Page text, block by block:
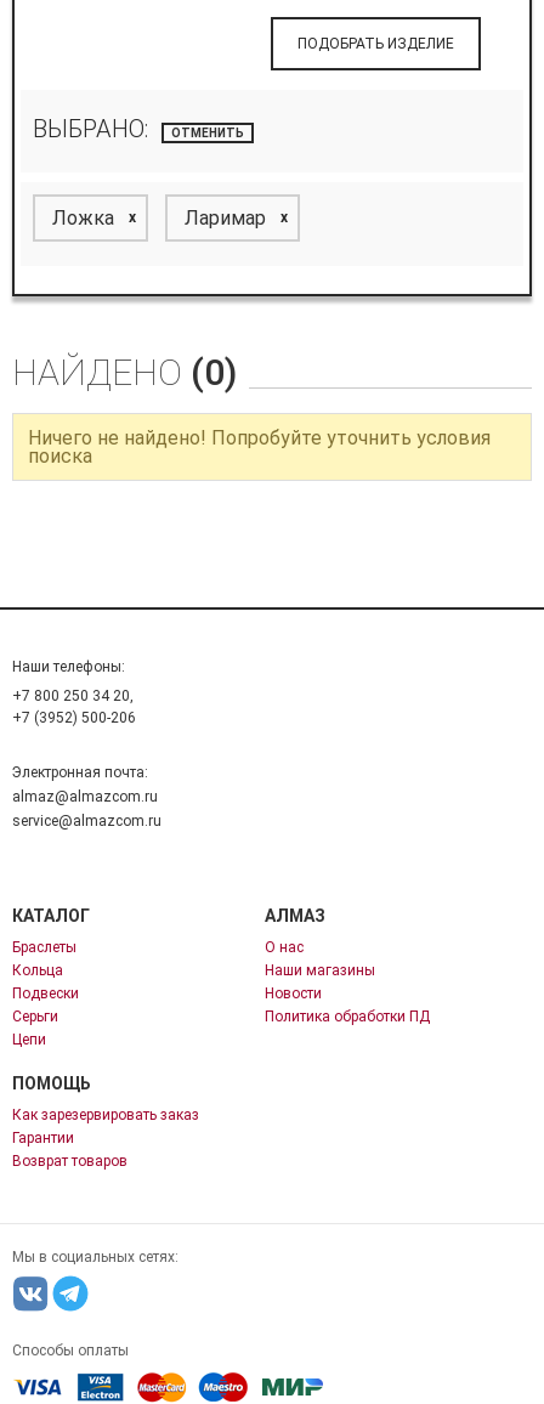
ПОДОБРАТЬ ИЗДЕЛИЕ
ВЫБРАНО: ОТМЕНИТЬ
Ложка x Ларимар x
НАЙДЕНО (0)
Ничего не найдено! Попробуйте уточнить условия
поиска
Наши телефоны:
+7 800 250 34 20,
+7 (3952) 500-206
Электронная почта:
almaz@almazcom.ru
service@almazcom.ru
КАТАЛОГ
Браслеты
Кольца
Подвески
Серьги
Цепи
АЛМАЗ
О нас
Наши магазины
Новости
Политика обработки ПД
ПОМОЩЬ
Как зарезервировать заказ
Гарантии
Возврат товаров
Мы в социальных сетях:
Способы оплаты